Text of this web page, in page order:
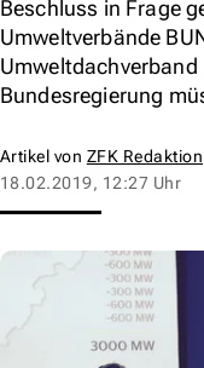
Beschluss in Frage
Umweltverbände
Bundesregierung
Artikel von ZFK Redaktion
18.02.2019, 12:27 Uhr